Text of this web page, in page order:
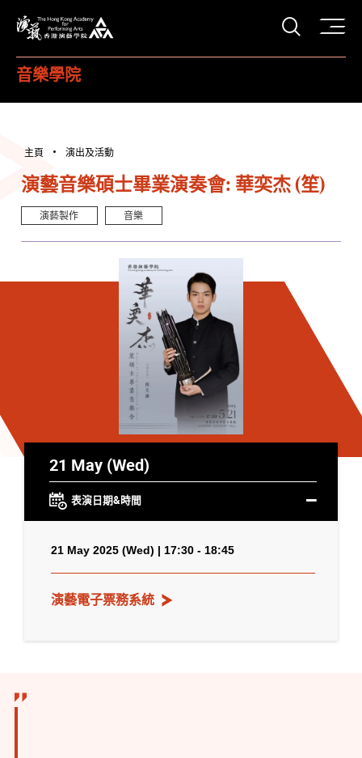
打開
音樂學院
主頁 演出及活動
演藝音樂碩士畢業演奏會: 華奕杰 (笙)
演藝製作 音樂
21 May (Wed)
表演日期&時間
21 May 2025 (Wed) | 17:30 - 18:45
演藝電子票務系統